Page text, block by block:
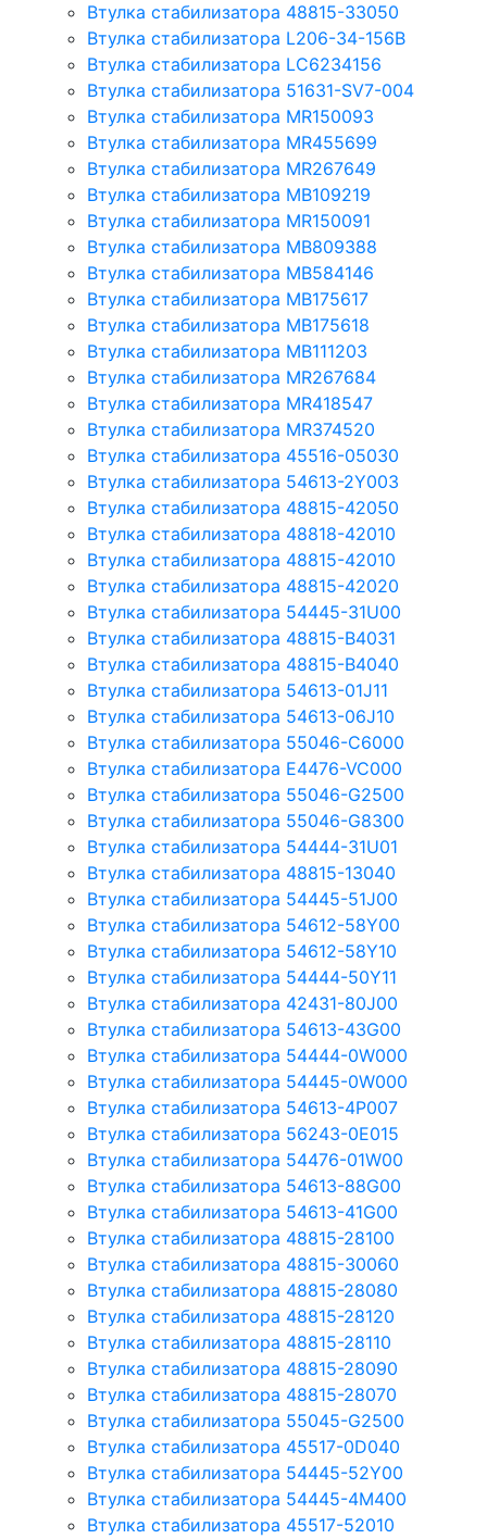
Втулка стабилизатора 48815-33050
Втулка стабилизатора L206-34-156B
Втулка стабилизатора LC6234156
Втулка стабилизатора 51631-SV7-004
Втулка стабилизатора MR150093
Втулка стабилизатора MR455699
Втулка стабилизатора MR267649
Втулка стабилизатора MB109219
Втулка стабилизатора MR150091
Втулка стабилизатора MB809388
Втулка стабилизатора MB584146
Втулка стабилизатора MB175617
Втулка стабилизатора MB175618
Втулка стабилизатора MB111203
Втулка стабилизатора MR267684
Втулка стабилизатора MR418547
Втулка стабилизатора MR374520
Втулка стабилизатора 45516-05030
Втулка стабилизатора 54613-2Y003
Втулка стабилизатора 48815-42050
Втулка стабилизатора 48818-42010
Втулка стабилизатора 48815-42010
Втулка стабилизатора 48815-42020
Втулка стабилизатора 54445-31U00
Втулка стабилизатора 48815-B4031
Втулка стабилизатора 48815-B4040
Втулка стабилизатора 54613-01J11
Втулка стабилизатора 54613-06J10
Втулка стабилизатора 55046-C6000
Втулка стабилизатора E4476-VC000
Втулка стабилизатора 55046-G2500
Втулка стабилизатора 55046-G8300
Втулка стабилизатора 54444-31U01
Втулка стабилизатора 48815-13040
Втулка стабилизатора 54445-51J00
Втулка стабилизатора 54612-58Y00
Втулка стабилизатора 54612-58Y10
Втулка стабилизатора 54444-50Y11
Втулка стабилизатора 42431-80J00
Втулка стабилизатора 54613-43G00
Втулка стабилизатора 54444-0W000
Втулка стабилизатора 54445-0W000
Втулка стабилизатора 54613-4P007
Втулка стабилизатора 56243-0E015
Втулка стабилизатора 54476-01W00
Втулка стабилизатора 54613-88G00
Втулка стабилизатора 54613-41G00
Втулка стабилизатора 48815-28100
Втулка стабилизатора 48815-30060
Втулка стабилизатора 48815-28080
Втулка стабилизатора 48815-28120
Втулка стабилизатора 48815-28110
Втулка стабилизатора 48815-28090
Втулка стабилизатора 48815-28070
Втулка стабилизатора 55045-G2500
Втулка стабилизатора 45517-0D040
Втулка стабилизатора 54445-52Y00
Втулка стабилизатора 54445-4M400
Втулка стабилизатора 45517-52010